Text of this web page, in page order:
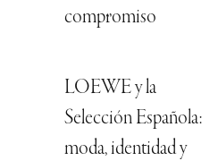
compromiso
LOEWE y la
Selección Española:
moda, identidad y